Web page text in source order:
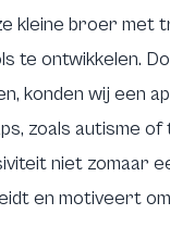
kleine broer met
te ontwikkelen.
konden wij een
zoals autisme of
niet zomaar
en motiveert